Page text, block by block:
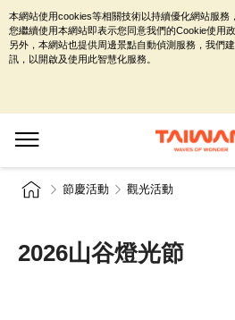
節慶活動 觀光活動
2026山谷燈光節
本網站使用cookies等相關技術以持續優化網站服務
您繼續使用本網站即表示您同意我們的Cookie使用政
另外，本網站也提供周邊景點自動偵測服務，我們
訊，以開啟及使用此智慧化服務。